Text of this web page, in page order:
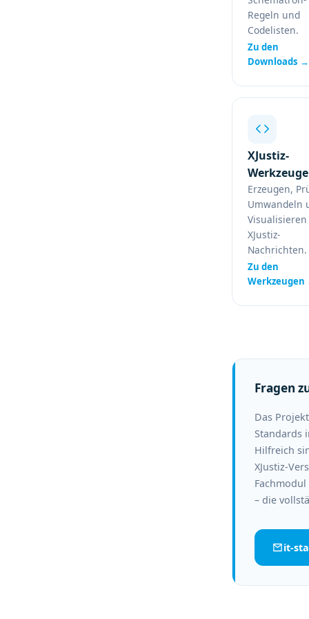
Regeln und
Codelisten.
Zu den
Downloads →
XJustiz-
Werkzeuge
Erzeugen,
Umwandeln
XJustiz-
Nachrichten.
Zu den
Fragen
Das
Standards
Hilfreich
XJustiz-
– die
it-